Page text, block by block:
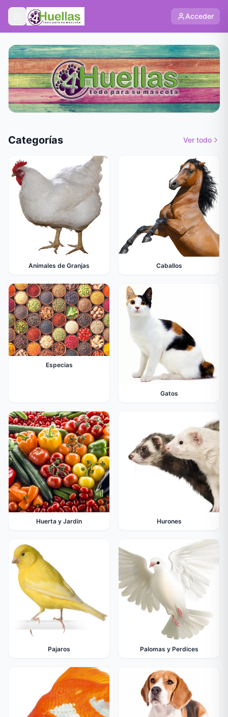
Acceder
Categorías Ver todo
Animales de Granjas Caballos
Especias
Gatos
Huerta y Jardin Hurones
Pajaros Palomas y Perdices